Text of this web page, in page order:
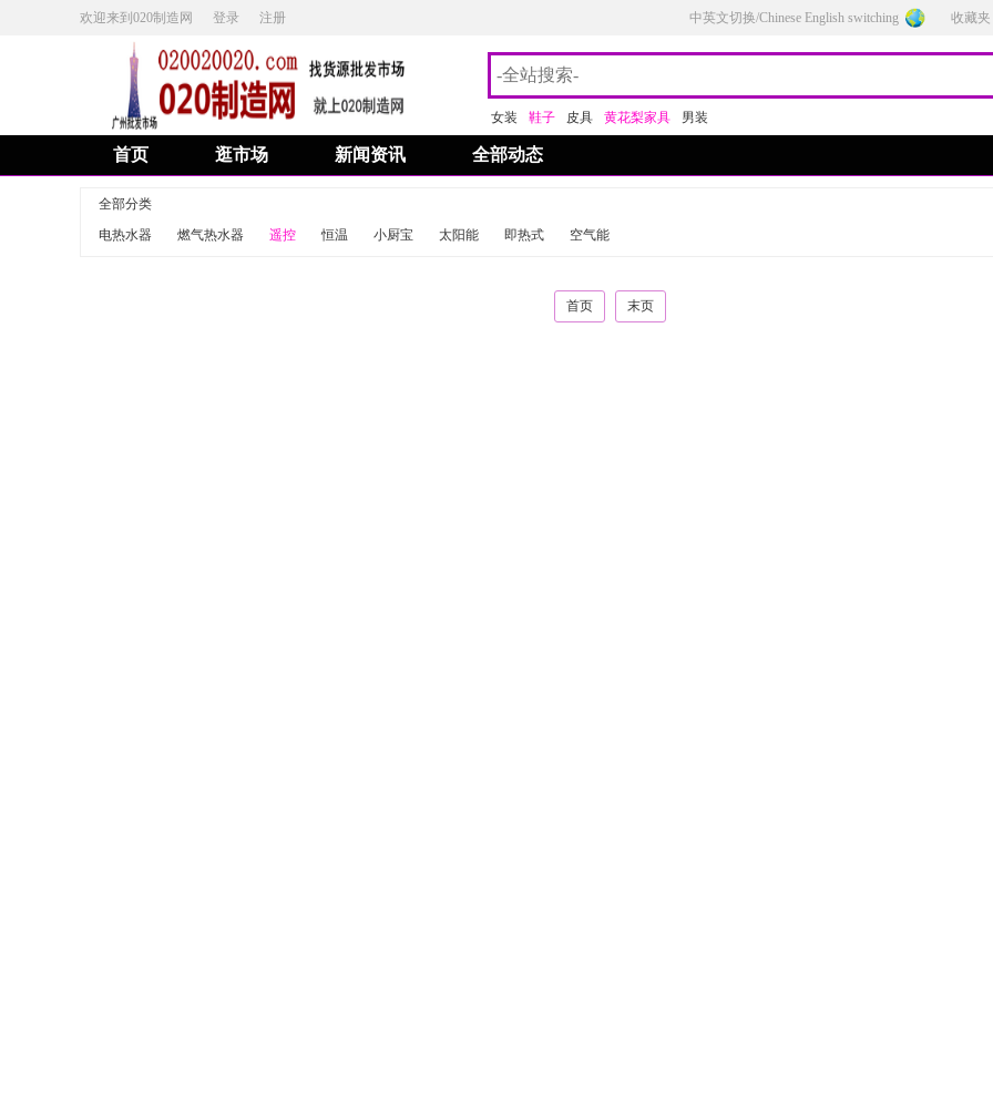
欢迎来到020制造网 登录 注册 中英文切换/Chinese English switching 收藏夹
女装 鞋子 皮具 黄花梨家具 男装
首页 逛市场 新闻资讯 全部动态
全部分类
电热水器
燃气热水器 遥控 恒温 小厨宝 太阳能 即热式 空气能
首页 末页